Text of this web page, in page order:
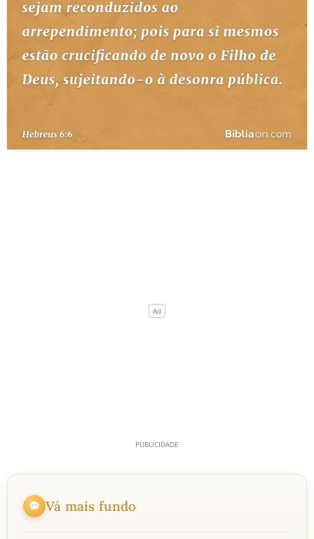
ESBOÇOS DE PREGAÇÃO
TEMAS
PERGUNTE À BÍBLIA IA
QUEM SOMOS
Vá mais fundo